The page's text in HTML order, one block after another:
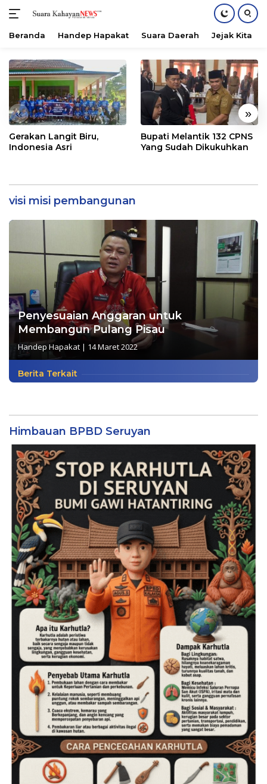
konten
Beranda Handep Hapakat Suara Daerah Jejak Kita
« »
Gerakan Langit Biru,
Indonesia Asri
Bupati Melantik 132 CPNS
Yang Sudah Dikukuhkan
visi misi pembangunan
Penyesuaian Anggaran untuk
Membangun Pulang Pisau
Handep Hapakat | 14 Maret 2022
Berita Terkait
Himbauan BPBD Seruyan